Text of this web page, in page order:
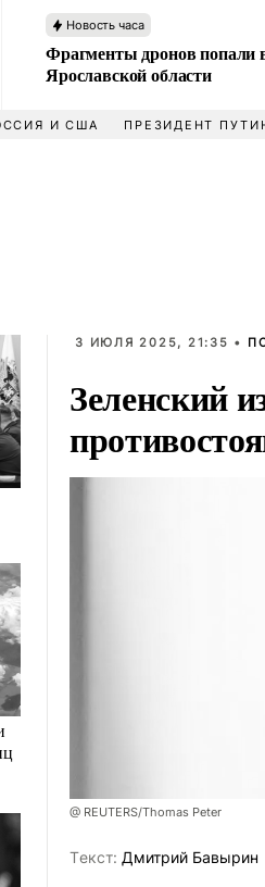
Новость часа
Фрагменты дронов попали
Ярославской области
И США ПРЕЗИДЕНТ
3 ИЮЛЯ 2025, 21:35 •
Зеленский
@ REUTERS/Thomas Peter
Tекст: Дмитрий Бавырин